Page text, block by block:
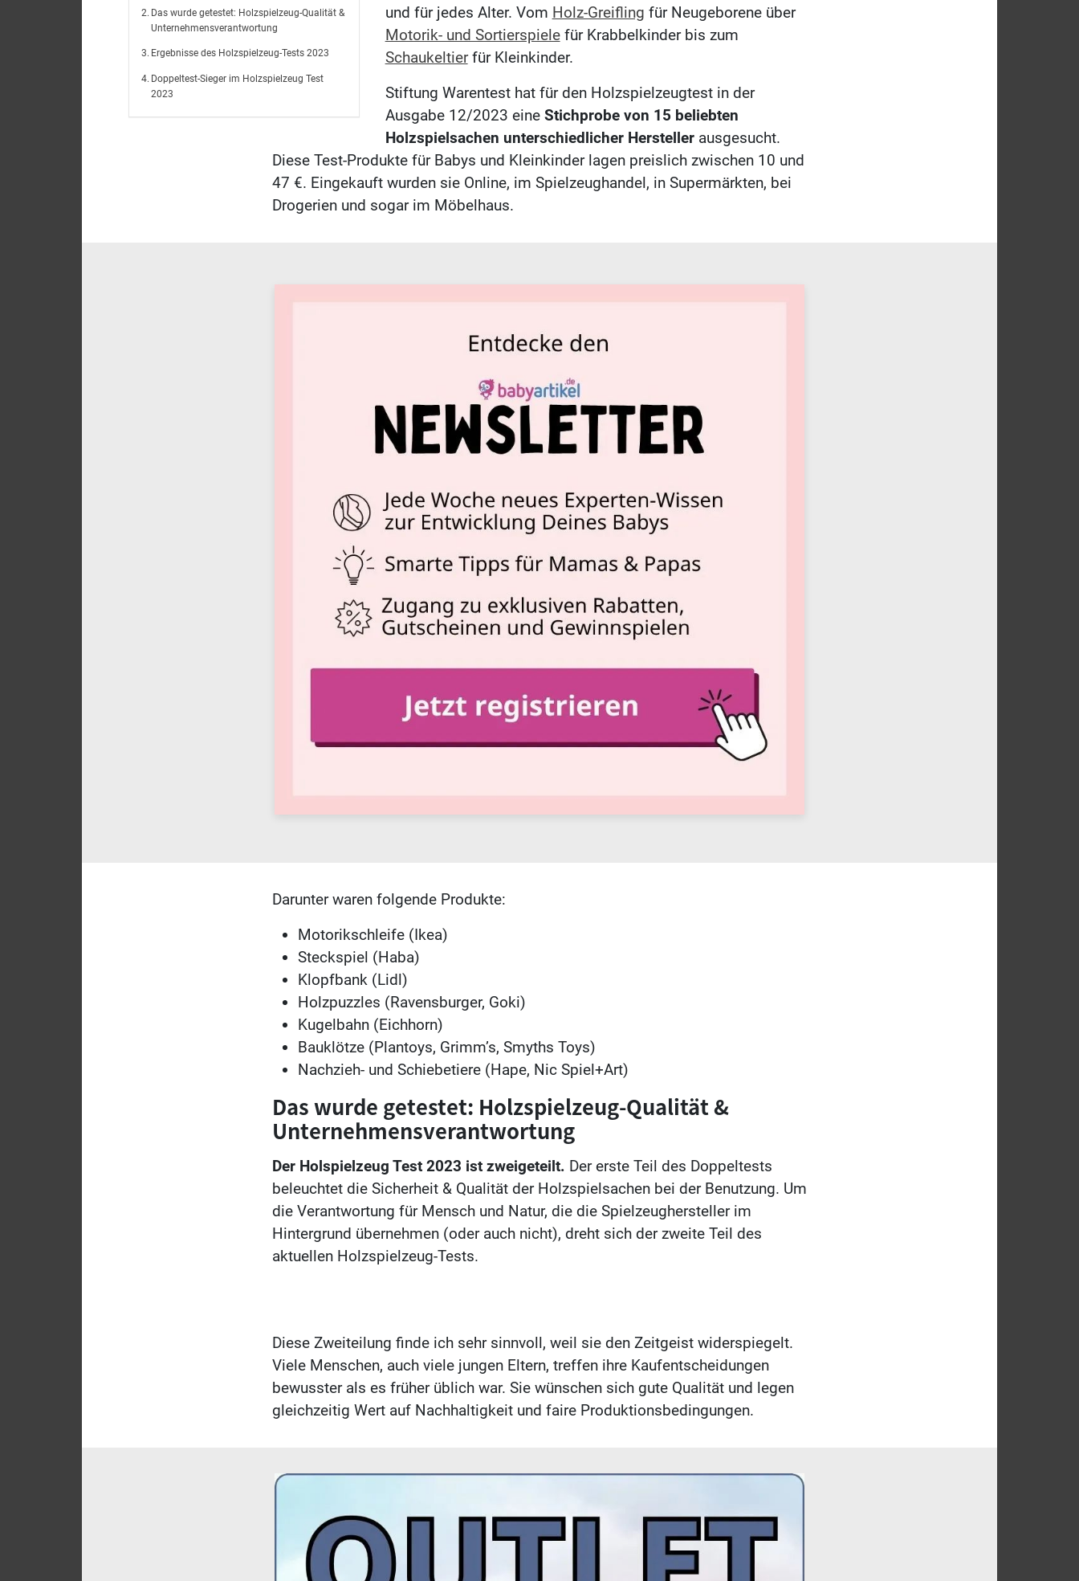
Das wurde getestet: Holzspielzeug-Qualität &
Unternehmensverantwortung
Ergebnisse des Holzspielzeug-Tests 2023
Doppeltest-Sieger im Holzspielzeug Test
2023
und für jedes Alter. Vom Holz-Greifling für Neugeborene über
Motorik- und Sortierspielefür Krabbelkinder bis zum
Schaukeltierfür Kleinkinder.
Stiftung Warentest hat für den Holzspielzeugtest in der
Ausgabe 12/2023 eine Stichprobe von 15 beliebten
Holzspielsachen unterschiedlicher Herstellerausgesucht.
Diese Test-Produkte für Babys und Kleinkinder lagen preislich zwischen 10 und
47 €. Eingekauft wurden sie Online, im Spielzeughandel, in Supermärkten, bei
Drogerien und sogar im Möbelhaus.
Darunter waren folgende Produkte:
Motorikschleife (Ikea)
Steckspiel (Haba)
Klopfbank (Lidl)
Holzpuzzles (Ravensburger, Goki)
Kugelbahn (Eichhorn)
Bauklötze (Plantoys, Grimm’s, Smyths Toys)
Nachzieh- und Schiebetiere (Hape, Nic Spiel+Art)
Das wurde getestet: Holzspielzeug-Qualität &
Unternehmensverantwortung
Der Holspielzeug Test 2023 ist zweigeteilt. Der erste Teil des Doppeltests
beleuchtet die Sicherheit & Qualität der Holzspielsachen bei der Benutzung. Um
die Verantwortung für Mensch und Natur, die die Spielzeughersteller im
Hintergrund übernehmen (oder auch nicht), dreht sich der zweite Teil des
aktuellen Holzspielzeug-Tests.
Diese Zweiteilung finde ich sehr sinnvoll, weil sie den Zeitgeist widerspiegelt.
Viele Menschen, auch viele jungen Eltern, treffen ihre Kaufentscheidungen
bewusster als es früher üblich war. Sie wünschen sich gute Qualität und legen
gleichzeitig Wert auf Nachhaltigkeit und faire Produktionsbedingungen.